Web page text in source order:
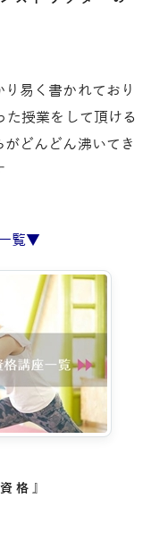
易く書かれており
た授業をして頂ける
どんどん沸いてき
覧▼
格』